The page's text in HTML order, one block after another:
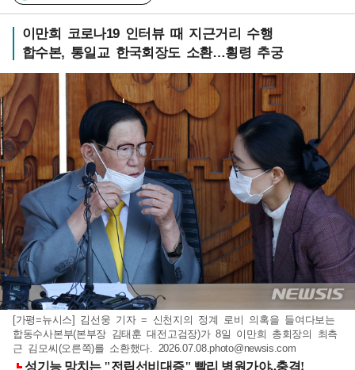
이만희 코로나19 인터뷰 때 지근거리 수행
합수본, 통일교 한국회장도 소환…횡령 추궁
[가평=뉴시스] 김선웅 기자 = 신천지의 정계 로비 의혹을 들여다보는
합동수사본부(본부장 김태훈 대전고검장)가 8일 이만희 총회장의 최측
근 김모씨(오른쪽)를 소환했다. 2026.07.08.photo@newsis.com